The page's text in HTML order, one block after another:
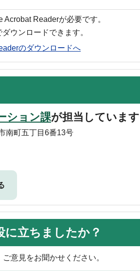
Readerが必要です。
ウンロードできます。
のダウンロードへ
ション課が担当しています
町五丁目6番13号
に立ちましたか？
意見をお聞かせください。